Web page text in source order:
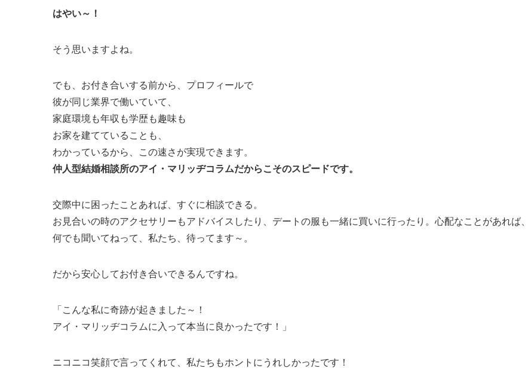
はやい～！
そう思いますよね。
でも、お付き合いする前から、プロフィールで
彼が同じ業界で働いていて、
家庭環境も年収も学歴も趣味も
お家を建てていることも、
わかっているから、この速さが実現できます。
仲人型結婚相談所のアイ・マリッヂコラムだからこそのスピードです。
交際中に困ったことあれば、すぐに相談できる。
お見合いの時のアクセサリーもアドバイスしたり、デートの服も一緒に買いに行ったり。心配なことがあれば、
何でも聞いてねって、私たち、待ってます～。
だから安心してお付き合いできるんですね。
「こんな私に奇跡が起きました～！
アイ・マリッヂコラムに入って本当に良かったです！」
ニコニコ笑顔で言ってくれて、私たちもホントにうれしかったです！